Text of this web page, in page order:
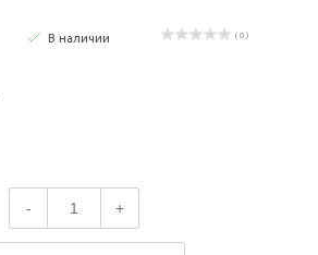
В наличии ( 0 )
- +